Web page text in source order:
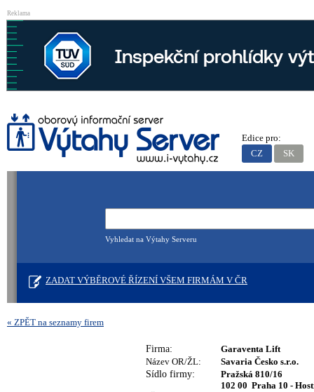
Reklama
Vyhledat na Výtahy Serveru
ZADAT VÝBĚROVÉ ŘÍZENÍ VŠEM FIRMÁM V ČR
Edice pro:
CZ
SK
« ZPĚT na seznamy firem
Firma:
Garaventa Lift
Název OR/ŽL:
Savaria Česko s.r.o.
Sídlo firmy:
Pražská 810/16
102 00 Praha 10 -